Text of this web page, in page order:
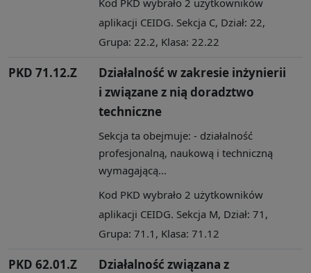
aplikacji CEIDG. Sekcja C, Dział: 22,
Grupa: 22.2, Klasa: 22.22
PKD 71.12.Z
Działalność w zakresie inżynierii
i związane z nią doradztwo
techniczne
Sekcja ta obejmuje: - działalność
profesjonalną, naukową i techniczną
wymagającą...
Kod PKD wybrało 2 użytkowników
aplikacji CEIDG. Sekcja M, Dział: 71,
Grupa: 71.1, Klasa: 71.12
PKD 62.01.Z
Działalność związana z